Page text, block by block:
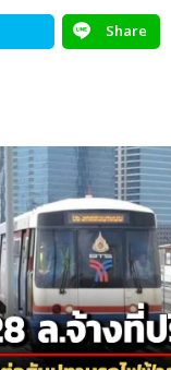
Share